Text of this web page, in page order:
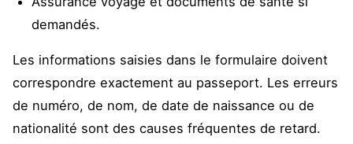
demandés.
Les informations saisies dans le formulaire doivent
correspondre exactement au passeport. Les erreurs
de numéro, de nom, de date de naissance ou de
nationalité sont des causes fréquentes de retard.